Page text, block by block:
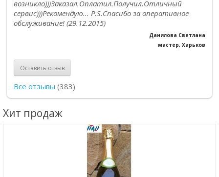
возникло)))Заказал.Оплатил.Получил.Отличный
сервис)))Рекомендую... P.S.Спасибо за оперативное
обслуживание! (29.12.2015)
Данилова Светлана
мастер, Харьков
Оставить отзыв
Все отзывы (383)
Хит продаж